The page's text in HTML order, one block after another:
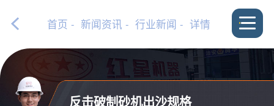
首页 - 新闻资讯 - 行业新闻 - 详情
反击破制砂机出沙规格